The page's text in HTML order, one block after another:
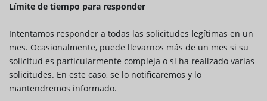
Límite de tiempo para responder
Intentamos responder a todas las solicitudes legítimas en un
mes. Ocasionalmente, puede llevarnos más de un mes si su
solicitud es particularmente compleja o si ha realizado varias
solicitudes. En este caso, se lo notificaremos y lo
mantendremos informado.